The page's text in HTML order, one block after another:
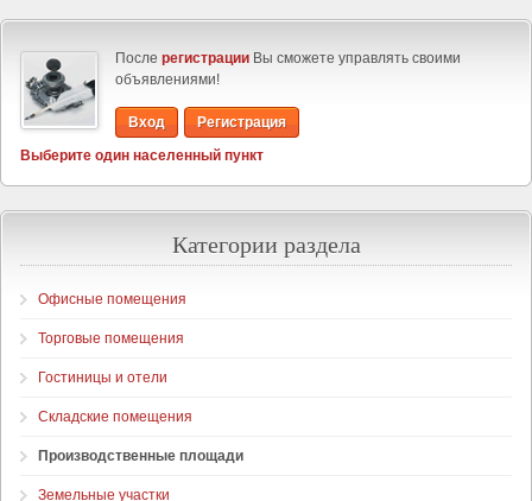
После регистрации Вы сможете управлять своими
объявлениями!
Вход
Регистрация
Выберите один населенный пункт
Категории раздела
Офисные помещения
Торговые помещения
Гостиницы и отели
Складские помещения
Производственные площади
Земельные участки